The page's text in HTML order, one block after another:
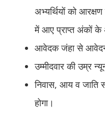
अभ्यर्थियों को
में आए प्राप्त अंकों के
आवेदक जंहा से आवेदन
उम्मीदवार की उम्र
निवास, आय व जाति
होगा।